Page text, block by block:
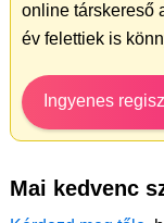
online társkereső
év felettiek is
Ingyenes
Mai kedvenc